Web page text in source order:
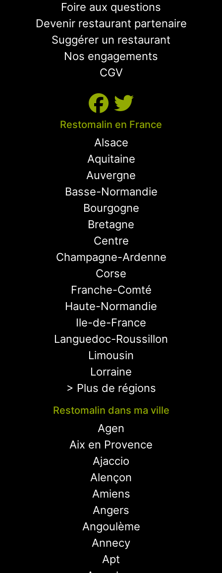
Foire aux questions
Devenir restaurant partenaire
Suggérer un restaurant
Nos engagements
CGV
Restomalin en France
Alsace
Aquitaine
Auvergne
Basse-Normandie
Bourgogne
Bretagne
Centre
Champagne-Ardenne
Corse
Franche-Comté
Haute-Normandie
Ile-de-France
Languedoc-Roussillon
Limousin
Lorraine
> Plus de régions
Restomalin dans ma ville
Agen
Aix en Provence
Ajaccio
Alençon
Amiens
Angers
Angoulème
Annecy
Apt